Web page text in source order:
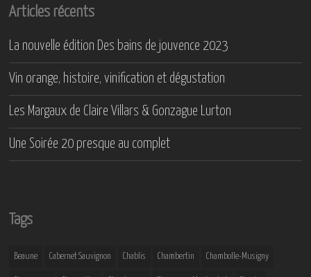
Articles récents
La nouvelle édition Des bains de jouvence 2023
Vin orange, histoire, vinification et dégustation
Les Margaux de Claire Villars & Gonzague Lurton
Une Soirée 20 presque au complet
Tags
Beaune Cabernet Sauvignon Chablis Chambertin Chambolle-Musigny